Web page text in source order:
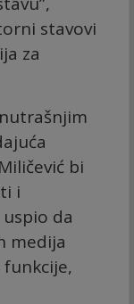
stavovi
za
bi
i
da
medija